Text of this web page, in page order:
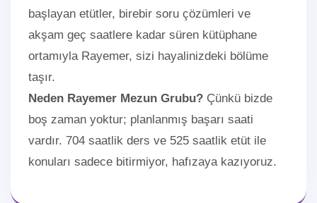
başlayan etütler, birebir soru çözümleri ve
akşam geç saatlere kadar süren kütüphane
ortamıyla Rayemer, sizi hayalinizdeki bölüme
taşır.
Neden Rayemer Mezun Grubu? Çünkü bizde
boş zaman yoktur; planlanmış başarı saati
vardır. 704 saatlik ders ve 525 saatlik etüt ile
konuları sadece bitirmiyor, hafızaya kazıyoruz.